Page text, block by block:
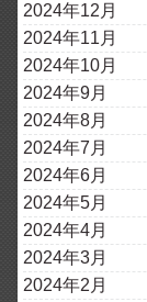
2024年12月
2024年11月
2024年10月
2024年9月
2024年8月
2024年7月
2024年6月
2024年5月
2024年4月
2024年3月
2024年2月